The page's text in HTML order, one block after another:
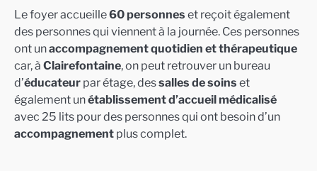
Le foyer accueille60 personnes et reçoit également
des personnes qui viennent à la journée. Ces personnes
ont unaccompagnement quotidien et thérapeutique
car, à Clairefontaine, on peut retrouver un bureau
d’éducateur par étage, dessalles de soins et
également unétablissement d’accueil médicalisé
avec 25 lits pour des personnes qui ont besoin d’un
accompagnement plus complet.